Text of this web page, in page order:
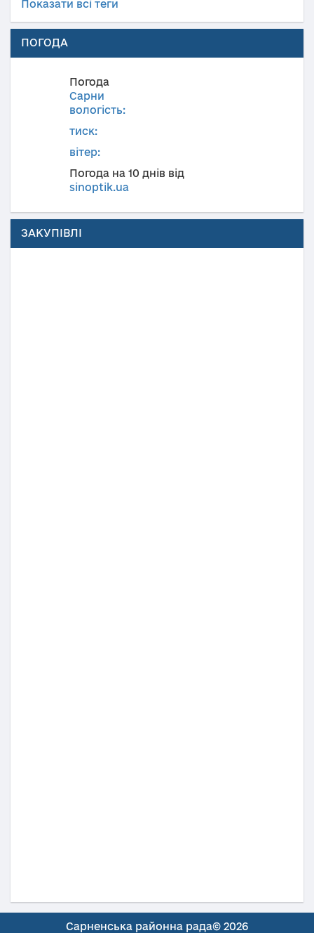
Показати всі теги
ПОГОДА
Погода
Сарни
вологість:
тиск:
вітер:
Погода на 10 днів від
sinoptik.ua
ЗАКУПІВЛІ
Сарненська районна рада© 2026